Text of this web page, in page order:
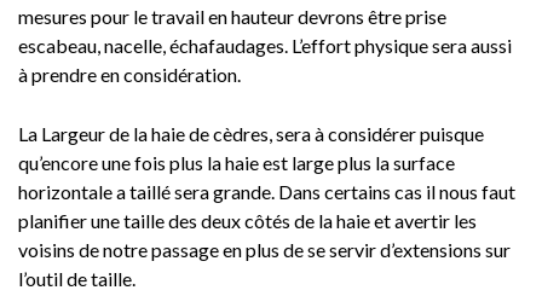
mesures pour le travail en hauteur devrons être prise
escabeau, nacelle, échafaudages. L’effort physique sera aussi
à prendre en considération.
La Largeur de la haie de cèdres, sera à considérer puisque
qu’encore une fois plus la haie est large plus la surface
horizontale a taillé sera grande. Dans certains cas il nous faut
planifier une taille des deux côtés de la haie et avertir les
voisins de notre passage en plus de se servir d’extensions sur
l’outil de taille.